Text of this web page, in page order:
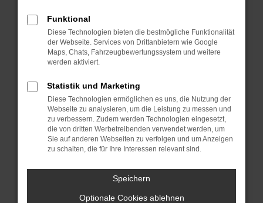
deine Suchmaschine?
Prüfe deine Browsererweiterungen.
Manche Erweiterungen, wie Werbeblocker,
können das Laden bestimmter Seiten
anderen Browser oder in einem privaten
Fenster?
Starte dein Gerät neu.
Das kann manchmal helfen,
vorübergehende Probleme zu beheben.
Stelle sicher, dass dein Browser und dein
Betriebssystem auf dem neuesten Stand
Funktional
Diese Technologien bieten die bestmögliche Funktionalität
der Webseite. Services von Drittanbietern wie Google
Maps, Chats, Fahrzeugbewertungssystem und weitere
werden aktiviert.
Statistik und Marketing
Diese Technologien ermöglichen es uns, die Nutzung der
Webseite zu analysieren, um die Leistung zu messen und
zu verbessern. Zudem werden Technologien eingesetzt,
die von dritten Werbetreibenden verwendet werden, um
Sie auf anderen Webseiten zu verfolgen und um Anzeigen
zu schalten, die für Ihre Interessen relevant sind.
Speichern
Optionale Cookies ablehnen